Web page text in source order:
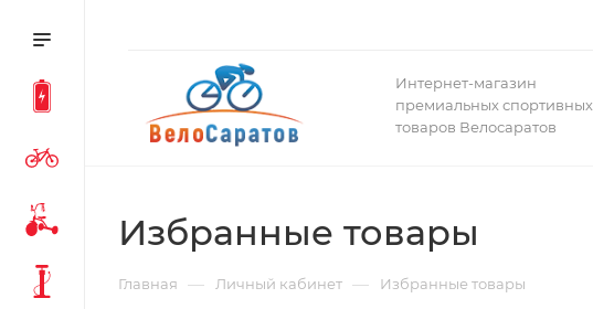
Интернет-магазин
премиальных спортивных
товаров Велосаратов
Избранные товары
Главная — Личный кабинет — Избранные товары